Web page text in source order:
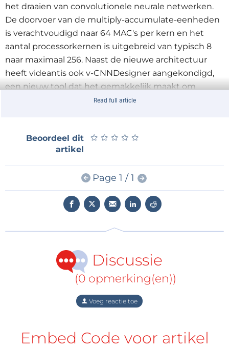
het draaien van convolutionele neurale netwerken.
De doorvoer van de multiply-accumulate-eenheden
is verachtvoudigd naar 64 MAC's per kern en het
aantal processorkernen is uitgebreid van typisch 8
naar maximaal 256. Naast de nieuwe architectuur
heeft videantis ook v-CNNDesigner aangekondigd,
een nieuw tool dat het gemakkelijk maakt om
neurale netwerken die zijn ontworpen en getraind
optimaliseert en parallelliseert getrainde neurale
netwerken voor efficiënte verwerking op de v-
MP6000UDX architectuur. Met dit tool wordt het
implementeren van een neuraal netwerk volledig
geautomatiseerd en zou het slechts enkele minuten
hoeven te kosten om CNN’s draaiend te krijgen op
Read full article
Beoordeel dit
artikel
★ ★ ★ ★ ★
★ ★ ★ ★ ★
Page 1 / 1
Discussie
(0 opmerking(en))
Voeg reactie toe
Embed Code voor artikel